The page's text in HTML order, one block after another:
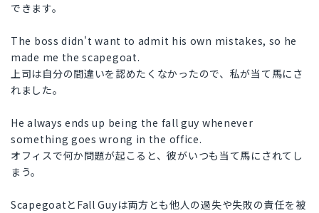
できます。
The boss didn't want to admit his own mistakes, so he
made me the scapegoat.
上司は自分の間違いを認めたくなかったので、私が当て馬にさ
れました。
He always ends up being the fall guy whenever
something goes wrong in the office.
オフィスで何か問題が起こると、彼がいつも当て馬にされてし
まう。
ScapegoatとFall Guyは両方とも他人の過失や失敗の責任を被